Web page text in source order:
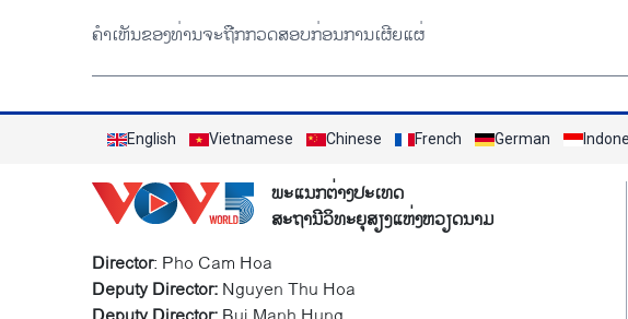
ຄຳເຫັນຂອງທ່ານຈະຖືກກວດສອບກ່ອນການເຜີຍແຜ່
English Vietnamese Chinese French German
ພະແນກຕ່າງປະເທດ
ສະຖານີວິທະຍຸສຽງແຫ່ງຫວຽດນາມ
Director: Pho Cam Hoa
Deputy Director:Nguyen Thu Hoa